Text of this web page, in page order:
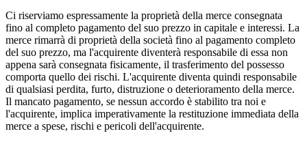
Ci riserviamo espressamente la proprietà della merce consegnata
fino al completo pagamento del suo prezzo in capitale e interessi. La
merce rimarrà di proprietà della società fino al pagamento completo
del suo prezzo, ma l'acquirente diventerà responsabile di essa non
appena sarà consegnata fisicamente, il trasferimento del possesso
comporta quello dei rischi. L'acquirente diventa quindi responsabile
di qualsiasi perdita, furto, distruzione o deterioramento della merce.
Il mancato pagamento, se nessun accordo è stabilito tra noi e
l'acquirente, implica imperativamente la restituzione immediata della
merce a spese, rischi e pericoli dell'acquirente.